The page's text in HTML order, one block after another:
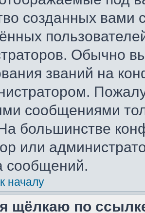
созданных
Обычно
званий на
сообщениями
большинстве
или
сообщений.
началу
щёлкаю по